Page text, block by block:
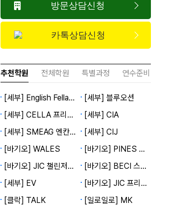
방문상담신청
카톡상담신청
추천학원 전체학원 특별과정 연수준비
[세부] English Fella 2캠퍼스
[세부] 블루오션
[세부] CELLA 프리미엄캠퍼스
[세부] CIA
[세부] SMEAG 엔칸토캠퍼스
[세부] CIJ
[바기오] WALES
[바기오] PINES 메인캠퍼스
[바기오] JIC 챌린저캠퍼스
[바기오] BECI 스파르타캠퍼스
[세부] EV
[바기오] JIC 프리미엄캠퍼스
[클락] TALK
[일로일로] MK